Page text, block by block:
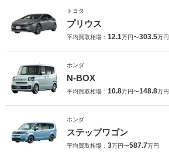
トヨタ
プリウス
平均買取相場： 12.1万円〜303.5万円
ホンダ
N-BOX
平均買取相場： 10.8万円〜148.8万円
ホンダ
ステップワゴン
平均買取相場： 3万円〜587.7万円